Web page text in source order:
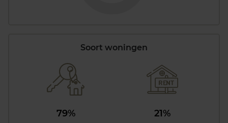
Soort woningen
79%
21%